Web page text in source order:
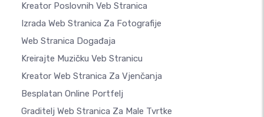
Kreator Poslovnih Veb Stranica
Izrada Web Stranica Za Fotografije
Web Stranica Događaja
Kreirajte Muzičku Veb Stranicu
Kreator Web Stranica Za Vjenčanja
Besplatan Online Portfelj
Graditelj Web Stranica Za Male Tvrtke